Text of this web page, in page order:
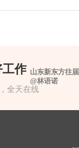
作
全天在线
山东新东方往
@林语诺